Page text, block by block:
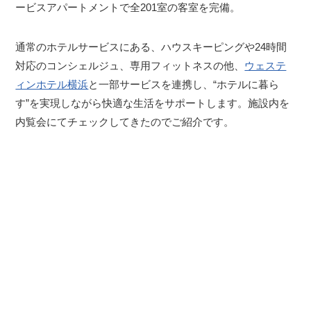
ービスアパートメントで全201室の客室を完備。
通常のホテルサービスにある、ハウスキーピングや24時間
対応のコンシェルジュ、専用フィットネスの他、 ウェステ
ィンホテル横浜と一部サービスを連携し、“ホテルに暮ら
す”を実現しながら快適な生活をサポートします。施設内を
内覧会にてチェックしてきたのでご紹介です。